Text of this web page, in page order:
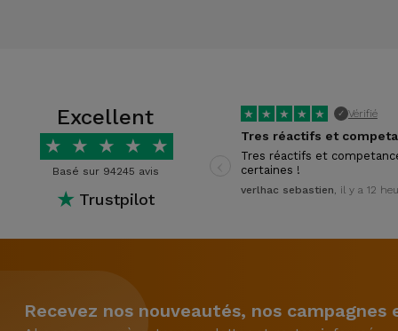
Excellent
★ ★ ★ ★ ★
Basé sur 94245 avis
★ Trustpilot
★ ★ ★ ★ ★ ✓ Vérifié
Tres réactifs et
certaines !
verlhac sebastien, il y a 12
Recevez nos nouveautés, nos